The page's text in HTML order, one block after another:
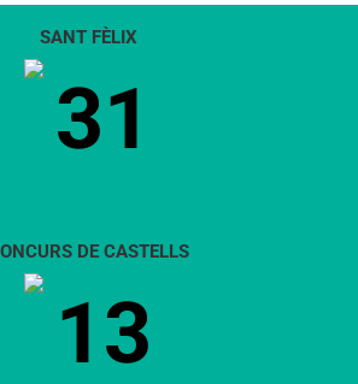
SANT FÈLIX
31
DE CASTELLS
13